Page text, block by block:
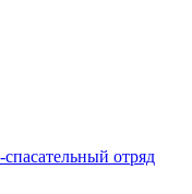
отряд